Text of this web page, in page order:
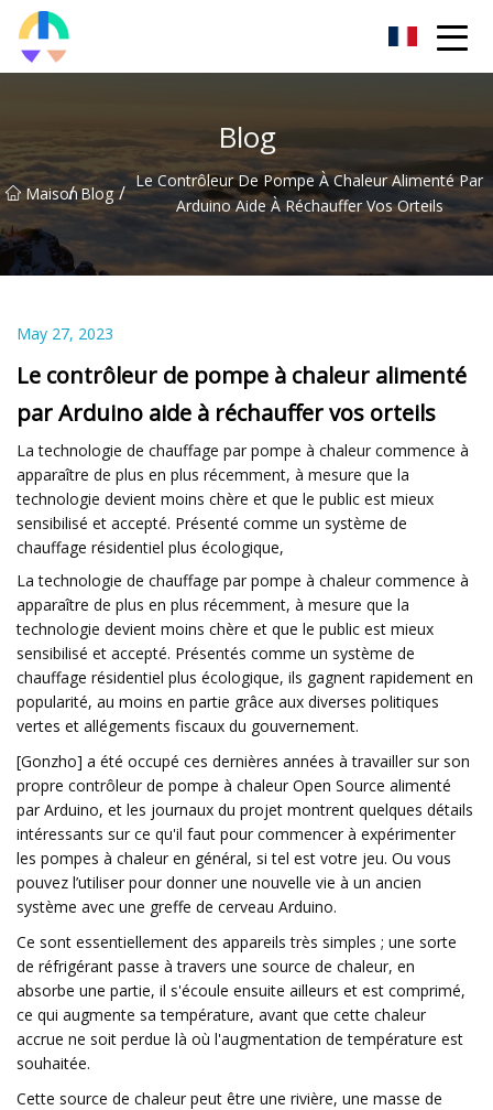
Blog
Maison
/ Blog / Le Contrôleur De Pompe À Chaleur Alimenté Par
Arduino Aide À Réchauffer Vos Orteils
May 27, 2023
Le contrôleur de pompe à chaleur alimenté
par Arduino aide à réchauffer vos orteils
La technologie de chauffage par pompe à chaleur commence à
apparaître de plus en plus récemment, à mesure que la
technologie devient moins chère et que le public est mieux
sensibilisé et accepté. Présenté comme un système de
chauffage résidentiel plus écologique,
La technologie de chauffage par pompe à chaleur commence à
apparaître de plus en plus récemment, à mesure que la
technologie devient moins chère et que le public est mieux
sensibilisé et accepté. Présentés comme un système de
chauffage résidentiel plus écologique, ils gagnent rapidement en
popularité, au moins en partie grâce aux diverses politiques
vertes et allégements fiscaux du gouvernement.
[Gonzho] a été occupé ces dernières années à travailler sur son
propre contrôleur de pompe à chaleur Open Source alimenté
par Arduino, et les journaux du projet montrent quelques détails
intéressants sur ce qu'il faut pour commencer à expérimenter
les pompes à chaleur en général, si tel est votre jeu. Ou vous
pouvez l’utiliser pour donner une nouvelle vie à un ancien
système avec une greffe de cerveau Arduino.
Ce sont essentiellement des appareils très simples ; une sorte
de réfrigérant passe à travers une source de chaleur, en
absorbe une partie, il s'écoule ensuite ailleurs et est comprimé,
ce qui augmente sa température, avant que cette chaleur
accrue ne soit perdue là où l'augmentation de température est
souhaitée.
Cette source de chaleur peut être une rivière, une masse de